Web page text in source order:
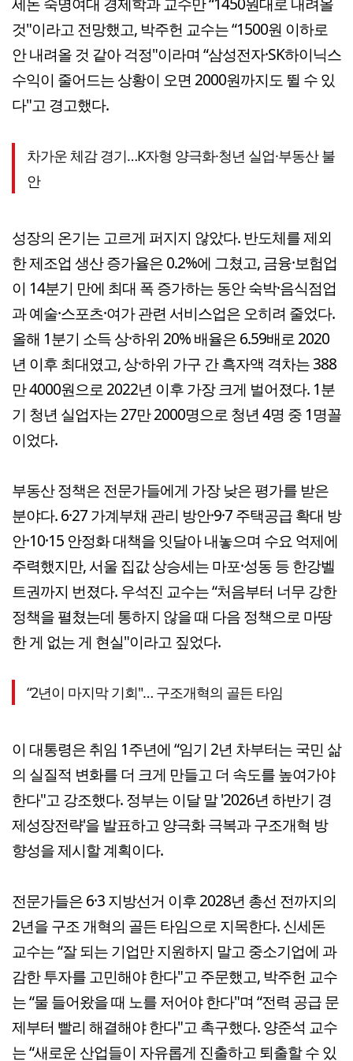
것"이라고 전망했고, 박주헌 교수는 “1500원 이하로
안 내려올 것 같아 걱정"이라며 “삼성전자·SK하이닉스
수익이 줄어드는 상황이 오면 2000원까지도 뛸 수 있
다"고 경고했다.
차가운 체감 경기…K자형 양극화·청년 실업·부동산 불
안
성장의 온기는 고르게 퍼지지 않았다. 반도체를 제외
한 제조업 생산 증가율은 0.2%에 그쳤고, 금융·보험업
이 14분기 만에 최대 폭 증가하는 동안 숙박·음식점업
과 예술·스포츠·여가 관련 서비스업은 오히려 줄었다.
올해 1분기 소득 상·하위 20% 배율은 6.59배로 2020
년 이후 최대였고, 상·하위 가구 간 흑자액 격차는 388
만 4000원으로 2022년 이후 가장 크게 벌어졌다. 1분
기 청년 실업자는 27만 2000명으로 청년 4명 중 1명꼴
이었다.
부동산 정책은 전문가들에게 가장 낮은 평가를 받은
분야다. 6·27 가계부채 관리 방안·9·7 주택공급 확대 방
안·10·15 안정화 대책을 잇달아 내놓으며 수요 억제에
주력했지만, 서울 집값 상승세는 마포·성동 등 한강벨
트권까지 번졌다. 우석진 교수는 “처음부터 너무 강한
정책을 펼쳤는데 통하지 않을 때 다음 정책으로 마땅
한 게 없는 게 현실"이라고 짚었다.
“2년이 마지막 기회"… 구조개혁의 골든 타임
이 대통령은 취임 1주년에 “임기 2년 차부터는 국민 삶
의 실질적 변화를 더 크게 만들고 더 속도를 높여가야
한다"고 강조했다. 정부는 이달 말 '2026년 하반기 경
제성장전략'을 발표하고 양극화 극복과 구조개혁 방
향성을 제시할 계획이다.
전문가들은 6·3 지방선거 이후 2028년 총선 전까지의
2년을 구조 개혁의 골든 타임으로 지목한다. 신세돈
교수는 “잘 되는 기업만 지원하지 말고 중소기업에 과
감한 투자를 고민해야 한다"고 주문했고, 박주헌 교수
는 “물 들어왔을 때 노를 저어야 한다"며 “전력 공급 문
제부터 빨리 해결해야 한다"고 촉구했다. 양준석 교수
는 “새로운 산업들이 자유롭게 진출하고 퇴출할 수 있